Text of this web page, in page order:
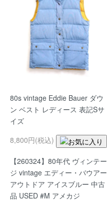
80s vintage Eddie Bauer ダウ
ン ベスト レディース 表記Sサ
イズ
8,800円(税込)
【260324】80年代 ヴィンテー
ジ vintage エディー・バウアー
アウトドア アイスブルー 中古
品 USED #M アメカジ